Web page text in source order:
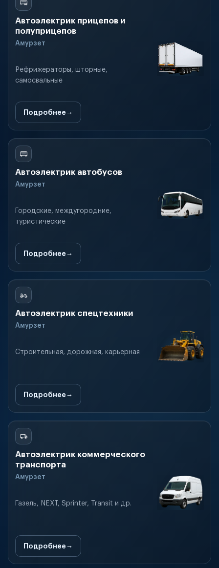
Автоэлектрик прицепов и
полуприцепов
Амурзет
Рефрижераторы, шторные,
самосвальные
Подробнее
Автоэлектрик автобусов
Амурзет
Городские, междугородние,
туристические
Подробнее
Автоэлектрик спецтехники
Амурзет
Строительная, дорожная, карьерная
Подробнее
Автоэлектрик коммерческого
транспорта
Амурзет
Газель, NEXT, Sprinter, Transit и др.
Подробнее